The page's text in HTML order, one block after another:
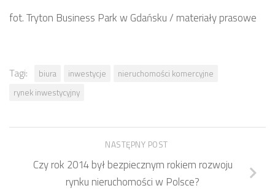
fot. Tryton Business Park w Gdańsku / materiały prasowe
Tagi: biura inwestycje
nieruchomości komercyjne
rynek inwestycyjny
NASTĘPNY POST
Czy rok 2014 był bezpiecznym rokiem rozwoju
rynku nieruchomości w Polsce?